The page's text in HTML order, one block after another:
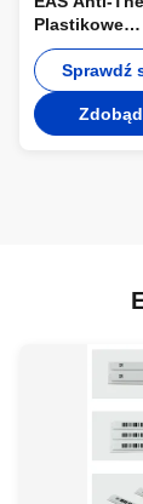
Plastikowe
znaczniki z
58KHz AM
Sprawdź